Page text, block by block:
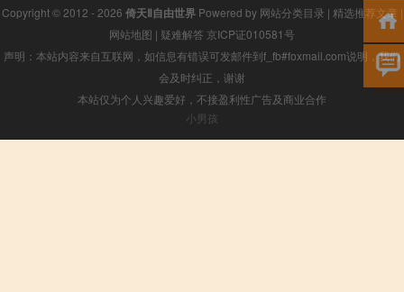
Copyright © 2012 - 2026 倚天Ⅱ自由世界Powered by 网站分类目录 | 精选推荐文章 |
网站地图 | 疑难解答 京ICP证010581号
声明：本站内容来自互联网，如信息有错误可发邮件到f_fb#foxmail.com说明，我们
会及时纠正，谢谢
本站仅为个人兴趣爱好，不接盈利性广告及商业合作
小男孩